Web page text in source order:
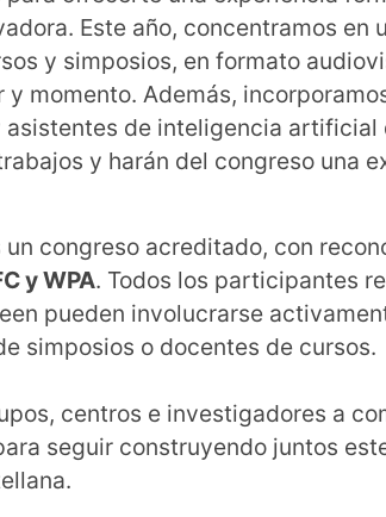
Este año, concentramos en
y simposios, en formato
y momento. Además,
de inteligencia artificial
y harán del congreso una
un congreso acreditado, con
y WPA. Todos los participantes
pueden involucrarse
simposios o docentes de cursos.
centros e investigadores a
seguir construyendo juntos